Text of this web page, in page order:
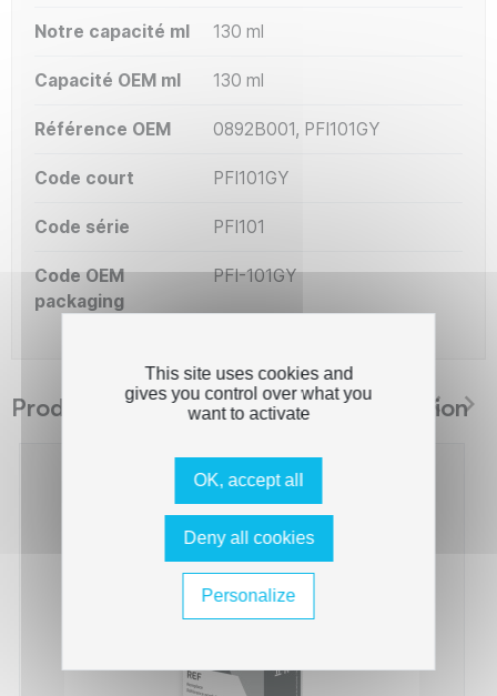
Notre capacité ml 130 ml
Capacité OEM ml 130 ml
Référence OEM 0892B001, PFI101GY
Code court PFI101GY
Code série PFI101
Code OEM
packaging
PFI-101GY
Produits suggérés The Premium Solution
This site uses cookies and
gives you control over what you
want to activate
OK, accept all
Deny all cookies
Personalize